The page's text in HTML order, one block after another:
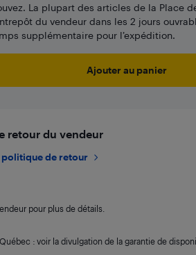
La plupart des articles de la Place
du vendeur dans les 2 jours
supplémentaire pour l’expédition.
Ajouter au panier
retour du vendeur
de retour
pour plus de détails.
: voir la divulgation de la garantie de